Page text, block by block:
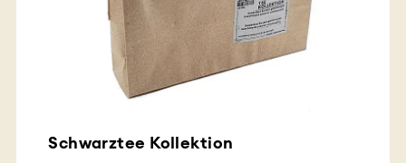
Schwarztee Kollektion